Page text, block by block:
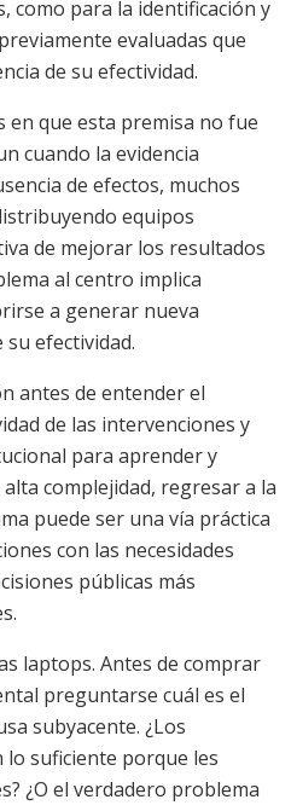
como para la identificación y
evaluadas que
de su efectividad.
en que esta premisa no fue
cuando la evidencia
de efectos, muchos
equipos
de mejorar los resultados
al centro implica
a generar nueva
efectividad.
antes de entender el
de las intervenciones y
para aprender y
complejidad, regresar a la
puede ser una vía práctica
con las necesidades
públicas más
laptops. Antes de comprar
preguntarse cuál es el
subyacente. ¿Los
suficiente porque les
¿O el verdadero problema